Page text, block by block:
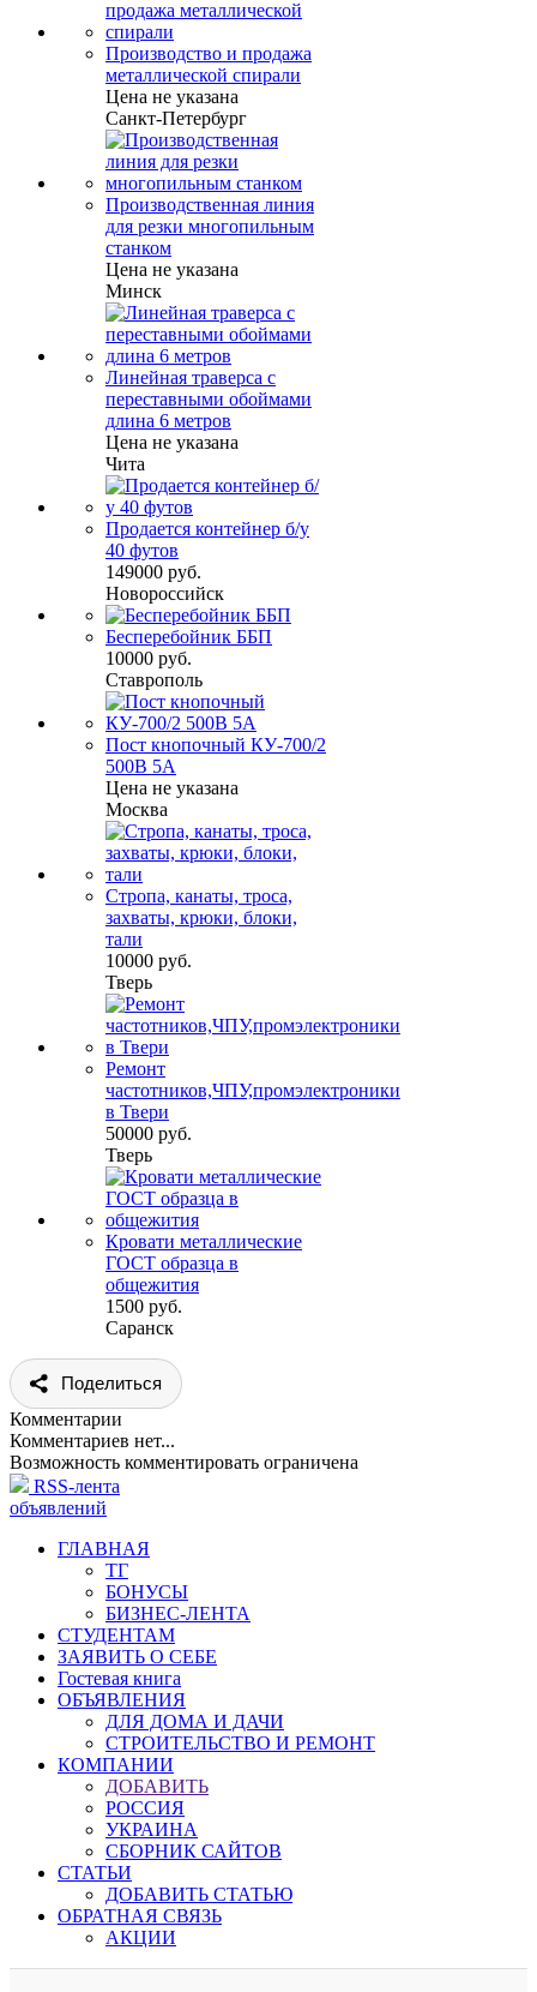
Производство и продажа
металлической спирали
Цена не указана
Санкт-Петербург
Производственная линия
для резки многопильным
станком
Цена не указана
Минск
Линейная траверса с
переставными обоймами
длина 6 метров
Цена не указана
Чита
Продается контейнер б/у
40 футов
149000 руб.
Новороссийск
Бесперебойник ББП
10000 руб.
Ставрополь
Пост кнопочный КУ-700/2
500В 5А
Цена не указана
Москва
Стропа, канаты, троса,
захваты, крюки, блоки,
тали
10000 руб.
Тверь
Ремонт
частотников,ЧПУ,промэлектроники
в Твери
50000 руб.
Тверь
Кровати металлические
ГОСТ образца в
общежития
1500 руб.
Саранск
Поделиться
Комментарии
Комментариев нет...
Возможность комментировать ограничена
RSS-лента
объявлений
ГЛАВНАЯ
ТГ
БОНУСЫ
БИЗНЕС-ЛЕНТА
СТУДЕНТАМ
ЗАЯВИТЬ О СЕБЕ
Гостевая книга
ОБЪЯВЛЕНИЯ
ДЛЯ ДОМА И ДАЧИ
СТРОИТЕЛЬСТВО И РЕМОНТ
КОМПАНИИ
ДОБАВИТЬ
РОССИЯ
УКРАИНА
СБОРНИК САЙТОВ
СТАТЬИ
ДОБАВИТЬ СТАТЬЮ
ОБРАТНАЯ СВЯЗЬ
АКЦИИ